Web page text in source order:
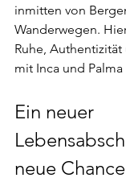
inmitten von
Wanderwegen.
Ruhe,
mit Inca und
Ein neuer
neue Chance